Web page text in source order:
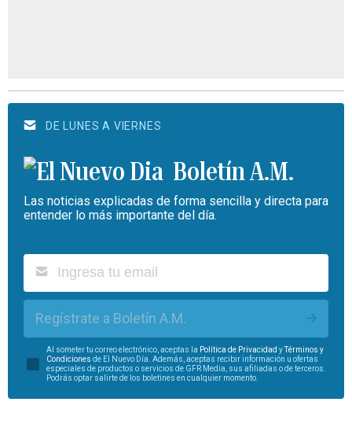
DE LUNES A VIERNES
Boletín A.M.
Las noticias explicadas de forma sencilla y directa para
entender lo más importante del día.
Regístrate a Boletín A.M.
Al someter tu correo electrónico, aceptas la Política de Privacidad yTérminos y
Condiciones de El Nuevo Día. Además, aceptas recibir información u ofertas
especiales de productos o servicios de GFR Media, sus afiliadas o de terceros.
Podrás optar salirte de los boletines en cualquier momento.